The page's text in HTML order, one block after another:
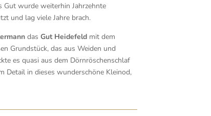
wurde weiterhin Jahrzehnte
und lag viele Jahre brach.
das Gut Heidefeldmit dem
Grundstück, das aus Weiden und
es quasi aus dem Dörnröschenschlaf
Detail in dieses wunderschöne Kleinod,